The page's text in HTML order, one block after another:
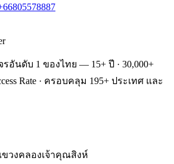
อันดับ 1 ของไทย — 15+ ปี · 30,000+
Rate · ครอบคลุม 195+ ประเทศ และ
ขวงคลองเจ้าคุณสิงห์